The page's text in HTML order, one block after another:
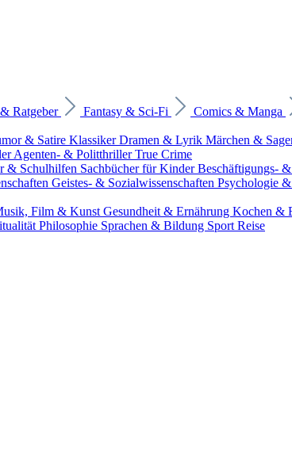
Ratgeber Fantasy & Sci-Fi Comics & Manga
& Satire KlassikerDramen & Lyrik Märchen &
Agenten- & PolitthrillerTrue Crime
& Schulhilfen Sachbücher für KinderBeschäftigungs-
Geistes- & Sozialwissenschaften Psychologie
Film & Kunst Gesundheit & Ernährung Kochen &
Philosophie Sprachen & Bildung Sport Reise